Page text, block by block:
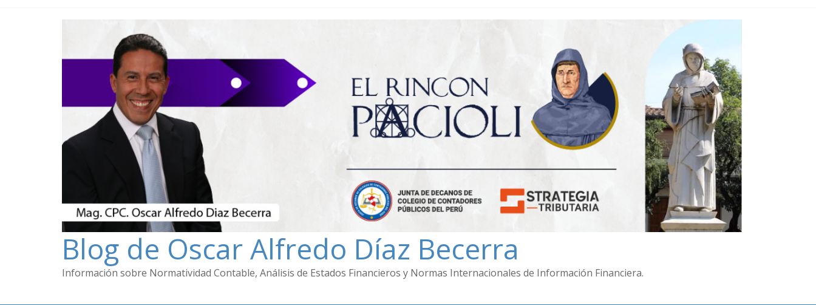
Blog de Oscar Alfredo Díaz Becerra
Información sobre Normatividad Contable, Análisis de Estados Financieros y Normas Internacionales de Información Financiera.